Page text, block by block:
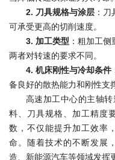
2. 刀具规格与涂层 ：
可承受更高的切削速度。
3. 加工类型 ：粗加工
两者对转速的要求不同。
4. 机床刚性与冷却条件
备良好的散热能力和刚性支
高速加工中心的主轴
料、刀具规格、加工精度
数，不仅能提升加工效率
命。随着技术的不断发展
造、新能源汽车等领域发挥